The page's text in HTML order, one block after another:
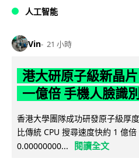
人工智能
Vin 21 小時
港大研原子級新晶
一億倍 手機人臉識
香港大學團隊成功研發原子級厚
比傳統 CPU 搜尋速度快約 1 億
0.00000000...
閱讀全文